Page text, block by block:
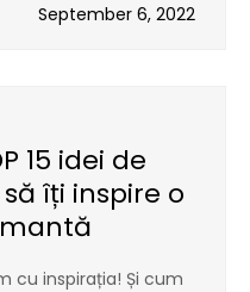
September 6, 2022
15 idei de
îți inspire o
cu inspirația! Și cum